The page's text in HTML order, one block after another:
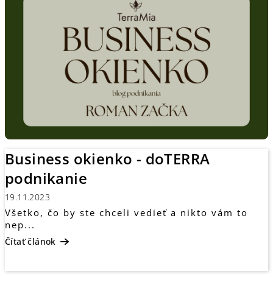
o
v
Business okienko - doTERRA
podnikanie
19.11.2023
Všetko, čo by ste chceli vedieť a nikto vám to
nep...
Čítať článok